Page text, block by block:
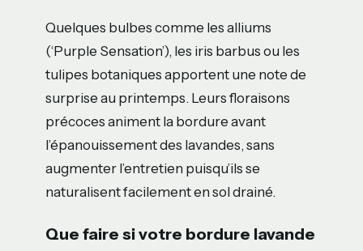
Quelques bulbes comme les alliums
(‘Purple Sensation’), les iris barbus ou les
tulipes botaniques apportent une note de
surprise au printemps. Leurs floraisons
précoces animent la bordure avant
l’épanouissement des lavandes, sans
augmenter l’entretien puisqu’ils se
naturalisent facilement en sol drainé.
Que faire si votre bordure lavande